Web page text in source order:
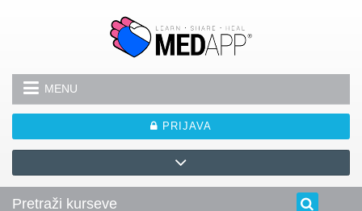
MENU
PRIJAVA